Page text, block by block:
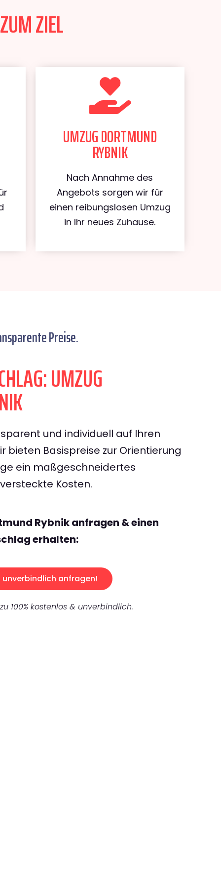
ZIEL
UMZUG DORTMUND
RYBNIK
Nach Annahme des
Angebots sorgen wir für
einen reibungslosen Umzug
in Ihr neues Zuhause.
Preise.
UMZUG
und individuell auf Ihren
bieten Basispreise zur Orientierung
ein maßgeschneidertes
Kosten.
Rybnik anfragen & einen
erhalten:
unverbindlich anfragen!
100% kostenlos & unverbindlich.